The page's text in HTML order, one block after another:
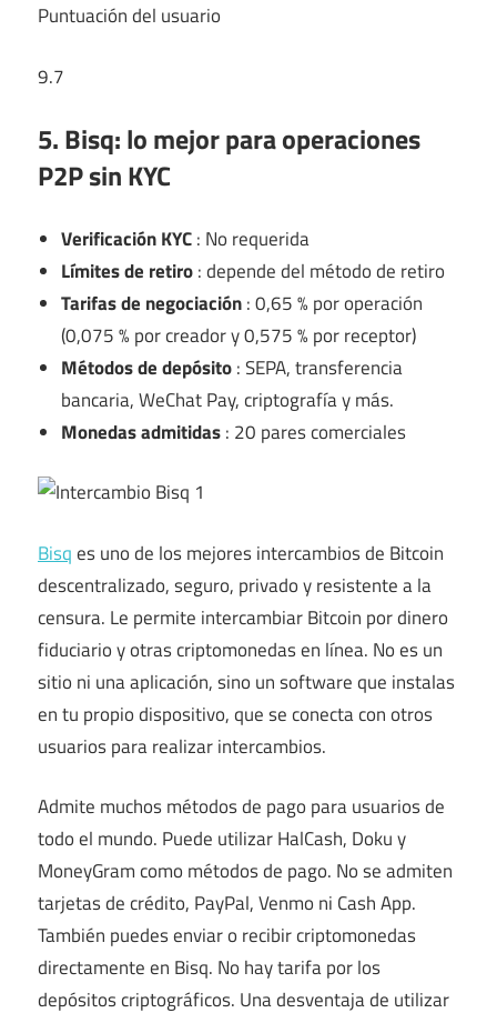
Puntuación del usuario
9.7
5. Bisq: lo mejor para operaciones
P2P sin KYC
Verificación KYC: No requerida
Límites de retiro: depende del método de retiro
Tarifas de negociación: 0,65 % por operación
(0,075 % por creador y 0,575 % por receptor)
Métodos de depósito: SEPA, transferencia
bancaria, WeChat Pay, criptografía y más.
Monedas admitidas: 20 pares comerciales
Bisqes uno de los mejores intercambios de Bitcoin
descentralizado, seguro, privado y resistente a la
censura. Le permite intercambiar Bitcoin por dinero
fiduciario y otras criptomonedas en línea. No es un
sitio ni una aplicación, sino un software que instalas
en tu propio dispositivo, que se conecta con otros
usuarios para realizar intercambios.
Admite muchos métodos de pago para usuarios de
todo el mundo. Puede utilizar HalCash, Doku y
MoneyGram como métodos de pago. No se admiten
tarjetas de crédito, PayPal, Venmo ni Cash App.
También puedes enviar o recibir criptomonedas
directamente en Bisq. No hay tarifa por los
depósitos criptográficos. Una desventaja de utilizar